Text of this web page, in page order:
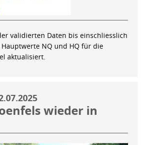
validierten Daten bis einschliesslich
NQ und HQ für die
aktualisiert.
wieder in